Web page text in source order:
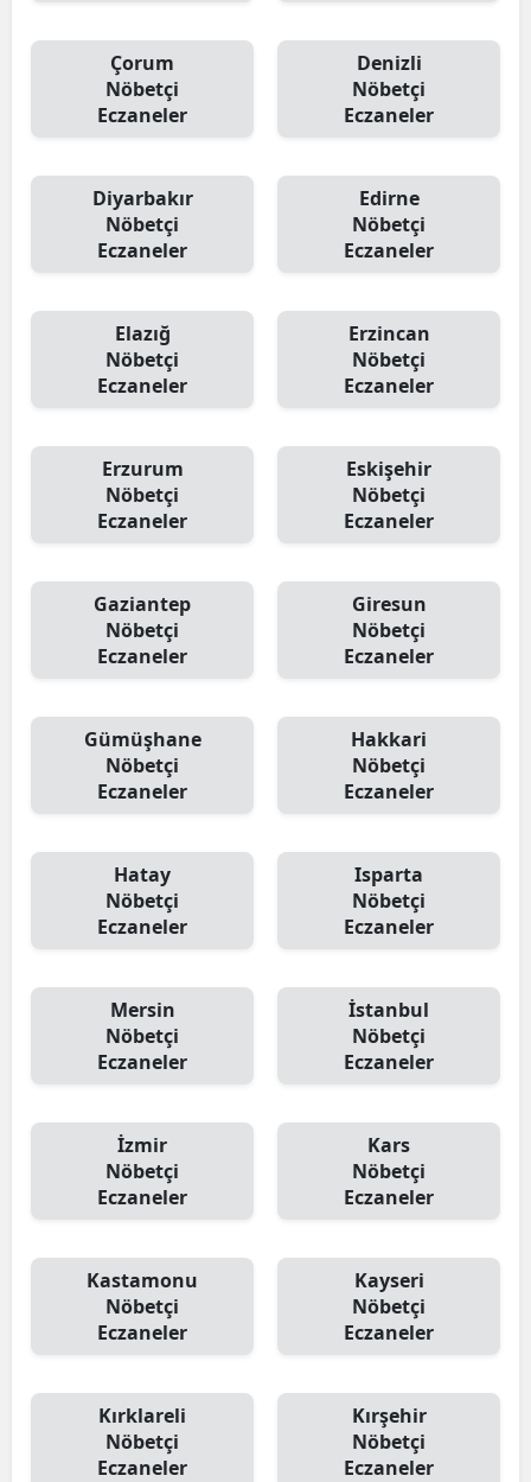
Çorum
Nöbetçi
Eczaneler
Denizli
Nöbetçi
Eczaneler
Diyarbakır
Nöbetçi
Eczaneler
Edirne
Nöbetçi
Eczaneler
Elazığ
Nöbetçi
Eczaneler
Erzincan
Nöbetçi
Eczaneler
Erzurum
Nöbetçi
Eczaneler
Eskişehir
Nöbetçi
Eczaneler
Gaziantep
Nöbetçi
Eczaneler
Giresun
Nöbetçi
Eczaneler
Gümüşhane
Nöbetçi
Eczaneler
Hakkari
Nöbetçi
Eczaneler
Hatay
Nöbetçi
Eczaneler
Isparta
Nöbetçi
Eczaneler
Mersin
Nöbetçi
Eczaneler
İstanbul
Nöbetçi
Eczaneler
İzmir
Nöbetçi
Eczaneler
Kars
Nöbetçi
Eczaneler
Kastamonu
Nöbetçi
Eczaneler
Kayseri
Nöbetçi
Eczaneler
Kırklareli
Nöbetçi
Eczaneler
Kırşehir
Nöbetçi
Eczaneler